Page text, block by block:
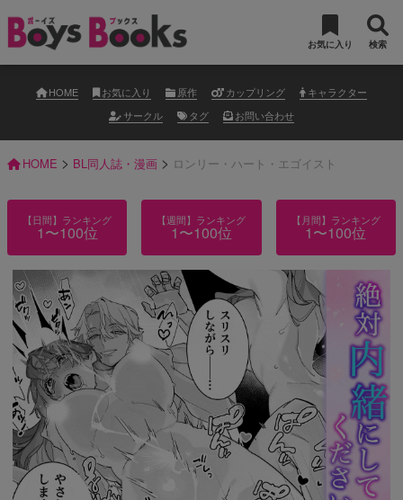
お気に入り 検索
HOME お気に入り 原作 カップリング
キャラクター
サークル
タグ お問い合わせ
HOME > BL同人誌・漫画 > ロンリー・ハート・エゴイスト
【日間】ランキング
1〜100位
【週間】ランキング
1〜100位
【月間】ランキング
1〜100位